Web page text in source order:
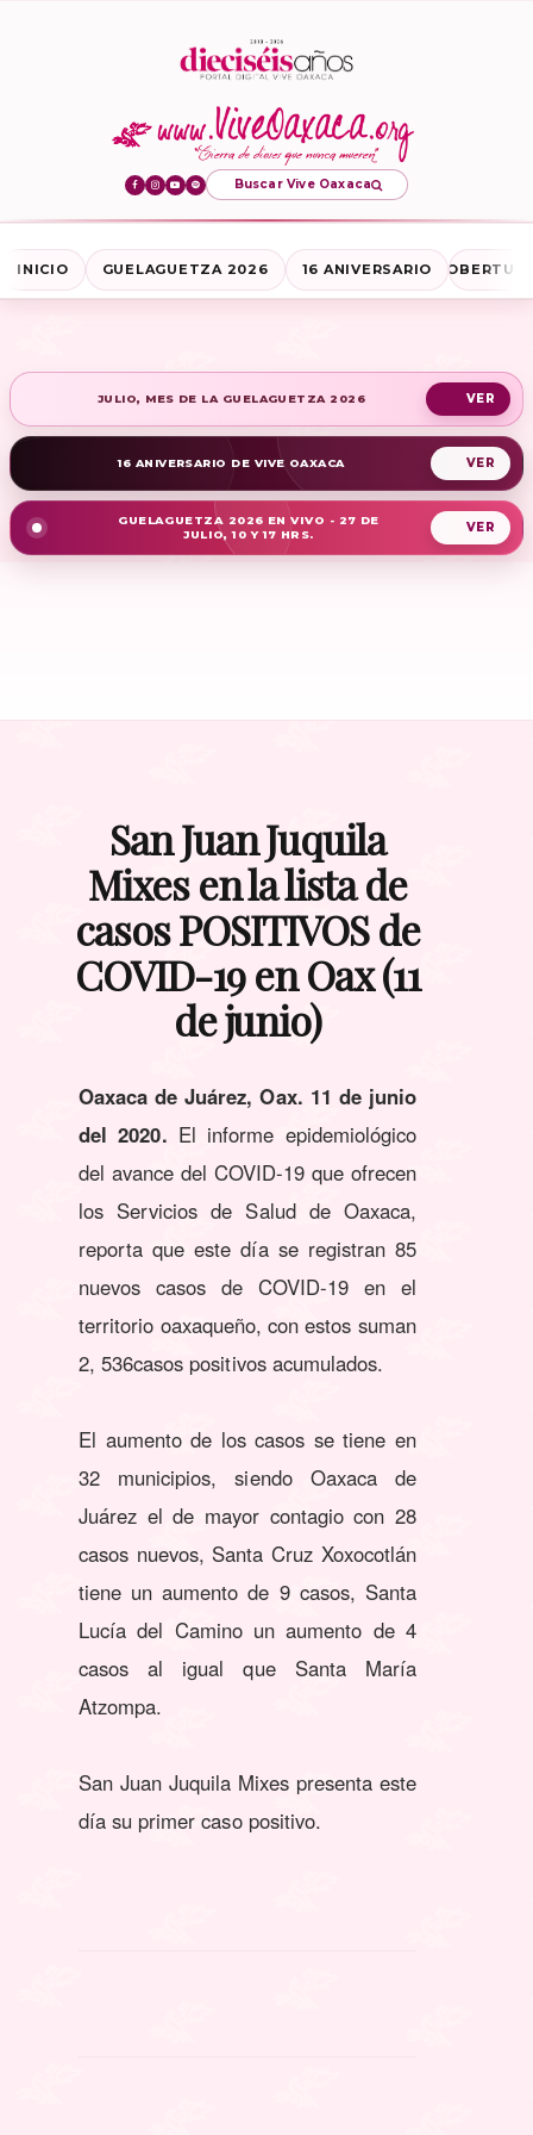
Buscar Vive Oaxaca
INICIO GUELAGUETZA 2026 16 ANIVERSARIO
JULIO, MES DE LA GUELAGUETZA 2026
16 ANIVERSARIO DE VIVE OAXACA
GUELAGUETZA 2026 EN VIVO - 27 DE
JULIO, 10 Y 17 HRS.
San Juan Juquila
Mixes en la lista de
casos POSITIVOS de
COVID-19 en Oax (11
de junio)
Oaxaca de Juárez, Oax. 11 de junio
del 2020. El informe epidemiológico
del avance del COVID-19 que ofrecen
los Servicios de Salud de Oaxaca,
reporta que este día se registran 85
nuevos casos de COVID-19 en el
territorio oaxaqueño, con estos suman
2, 536casos positivos acumulados.
El aumento de los casos se tiene en
32 municipios, siendo Oaxaca de
Juárez el de mayor contagio con 28
casos nuevos, Santa Cruz Xoxocotlán
tiene un aumento de 9 casos, Santa
Lucía del Camino un aumento de 4
casos al igual que Santa María
Atzompa.
San Juan Juquila Mixes presenta este
día su primer caso positivo.